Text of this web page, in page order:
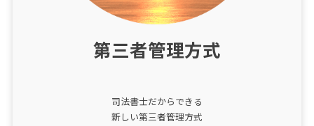
第三者管理方式
司法書士だからできる
新しい第三者管理方式